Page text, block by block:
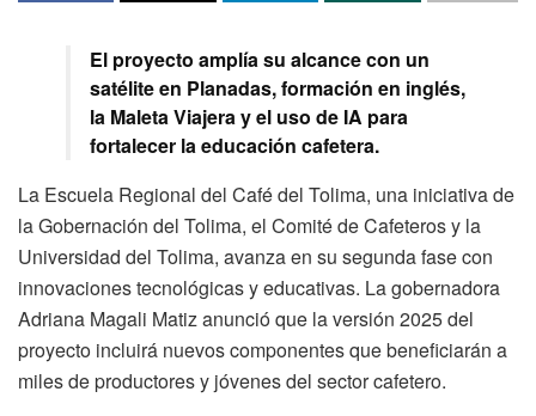
El proyecto amplía su alcance con un
satélite en Planadas, formación en inglés,
la Maleta Viajera y el uso de IA para
fortalecer la educación cafetera.
La Escuela Regional del Café del Tolima, una iniciativa de
la Gobernación del Tolima, el Comité de Cafeteros y la
Universidad del Tolima, avanza en su segunda fase con
innovaciones tecnológicas y educativas. La gobernadora
Adriana Magali Matiz anunció que la versión 2025 del
proyecto incluirá nuevos componentes que beneficiarán a
miles de productores y jóvenes del sector cafetero.